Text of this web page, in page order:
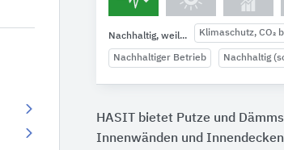
Nachhaltig, weil... Klimaschutz, CO₂
Nachhaltiger Betrieb Nachhaltig
HASIT bietet Putze und
Innenwänden und